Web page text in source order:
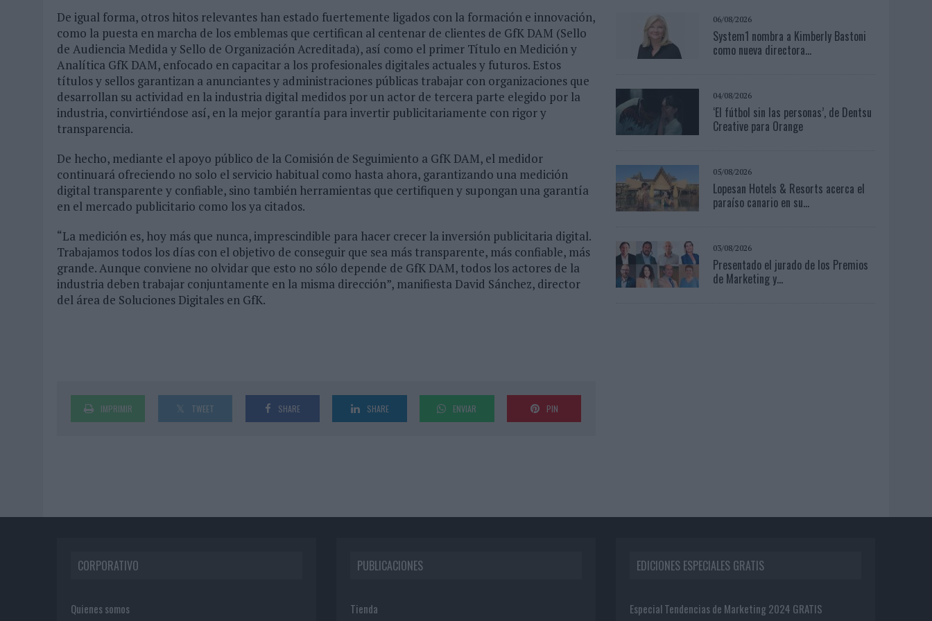
De igual forma, otros hitos relevantes han estado fuertemente ligados con la formación e innovación,
como la puesta en marcha de los emblemas que certifican al centenar de clientes de GfK DAM (Sello
de Audiencia Medida y Sello de Organización Acreditada), así como el primer Título en Medición y
Analítica GfK DAM, enfocado en capacitar a los profesionales digitales actuales y futuros. Estos
títulos y sellos garantizan a anunciantes y administraciones públicas trabajar con organizaciones que
desarrollan su actividad en la industria digital medidos por un actor de tercera parte elegido por la
industria, convirtiéndose así, en la mejor garantía para invertir publicitariamente con rigor y
transparencia.
De hecho, mediante el apoyo público de la Comisión de Seguimiento a GfK DAM, el medidor
continuará ofreciendo no solo el servicio habitual como hasta ahora, garantizando una medición
digital transparente y confiable, sino también herramientas que certifiquen y supongan una garantía
en el mercado publicitario como los ya citados.
“La medición es, hoy más que nunca, imprescindible para hacer crecer la inversión publicitaria digital.
Trabajamos todos los días con el objetivo de conseguir que sea más transparente, más confiable, más
grande. Aunque conviene no olvidar que esto no sólo depende de GfK DAM, todos los actores de la
industria deben trabajar conjuntamente en la misma dirección”, manifiesta David Sánchez, director
del área de Soluciones Digitales en GfK.
IMPRIMIR TWEET SHARE SHARE ENVIAR PIN
06/08/2026
System1 nombra a Kimberly Bastoni
como nueva directora...
04/08/2026
‘El fútbol sin las personas’, de Dentsu
Creative para Orange
05/08/2026
Lopesan Hotels & Resorts acerca el
paraíso canario en su...
03/08/2026
Presentado el jurado de los Premios
de Marketing y...
CORPORATIVO
Quienes somos
PUBLICACIONES
Tienda
EDICIONES ESPECIALES GRATIS
Especial Tendencias de Marketing 2024 GRATIS